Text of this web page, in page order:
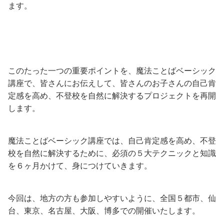
ます。
このたった一つの重要ポイントを、魔法ことばベーシック
講座で、皆さんにお伝えして、皆さんのお子さんの自己肯
定感を高め、不登校を自然に解決するプロジェクトを再開
します。
魔法ことばベーシック講座では、自己肯定感を高め、不登
校を自然に解決するために、必須の５大テクニックと知識
を６ヶ月かけて、身につけていきます。
今回は、地方の方も参加しやすいように、全国５都市、仙
台、東京、名古屋、大阪、博多での開催いたします。